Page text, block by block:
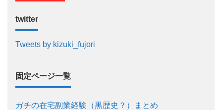
twitter
Tweets by kizuki_fujori
固定ページ一覧
ガチの在宅副業経験（黒歴史？）まとめ